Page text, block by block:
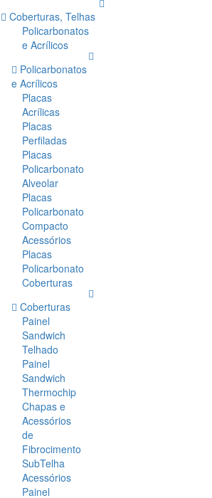
Coberturas, Telhas
Policarbonatos
e Acrílicos
Policarbonatos
e Acrílicos
Placas
Acrílicas
Placas
Perfiladas
Placas
Policarbonato
Alveolar
Placas
Policarbonato
Compacto
Acessórios
Placas
Policarbonato
Coberturas
Coberturas
Painel
Sandwich
Telhado
Painel
Sandwich
Thermochip
Chapas e
Acessórios
de
Fibrocimento
SubTelha
Acessórios
Painel